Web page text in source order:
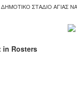
ΔΗΜΟΤΙΚΟ ΣΤΑΔΙΟ ΑΓΙΑΣ
in Rosters